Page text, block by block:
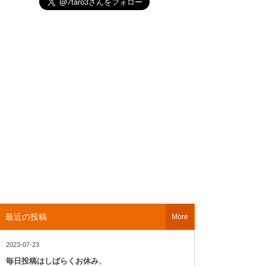
最近の投稿
2023-07-23
毎日投稿はしばらくお休み、
More